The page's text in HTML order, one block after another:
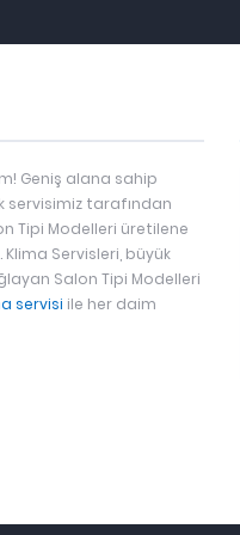
Geniş alana sahip
servisimiz tarafından
Tipi Modelleri üretilene
Servisleri, büyük
Salon Tipi Modelleri
servisi ile her daim